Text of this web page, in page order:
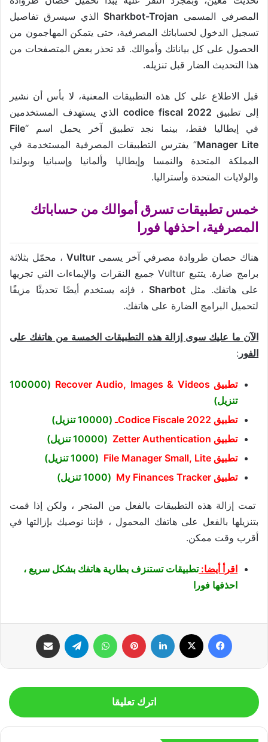
المصرفي المسمى Sharkbot-Trojan الذي سيسرق تفاصيل
تسجيل الدخول لحساباتك المصرفية، حتى يتمكن المهاجمون من
الحصول على كل بياناتك وأموالك. قد تحذر بعض المتصفحات من
هذا التحديث الضار قبل تنزيله.
قبل الاطلاع على كل هذه التطبيقات المعنية، لا بأس أن نشير
إلى تطبيق codice fiscal 2022الذي يستهدف المستخدمين
في إيطاليا فقط، بينما نجد تطبيق آخر يحمل اسم “File
Manager Lite” يفترس التطبيقات المصرفية المستخدمة في
المملكة المتحدة والنمسا وإيطاليا وألمانيا وإسبانيا وبولندا
والولايات المتحدة وأستراليا.
خمس تطبيقات تسرق أموالك من حساباتك
المصرفية، احذفها فورا
هناك حصان طروادة مصرفي آخر يسمى Vultur ، محمّل بثلاثة
برامج ضارة. يتتبع Vultur جميع النقرات والإيماءات التي تجريها
على هاتفك. مثلSharbot ، فإنه يستخدم أيضًا تحديثًا مزيفًا
لتحميل البرامج الضارة على هاتفك.
الآن ما عليك سوى إزالة هذه التطبيقات الخمسة من هاتفك على
الفور :
تطبيق Recover Audio, Images & Videos
(100000
تنزيل)
تطبيق Codice Fiscale 2022ـ
(10000 تنزيل)
تطبيق Zetter Authentication
(10000 تنزيل)
تطبيق File Manager Small, Lite
(1000 تنزيل)
تطبيق My Finances Tracker
(1000 تنزيل)
تمت إزالة هذه التطبيقات بالفعل من المتجر ، ولكن إذا قمت
بتنزيلها بالفعل على هاتفك المحمول ، فإننا نوصيك بإزالتها في
أقرب وقت ممكن.
اقرأ أيضا:تطبيقات تستنزف بطارية هاتفك بشكل سريع ،
احذفها فورا
اترك تعليقا